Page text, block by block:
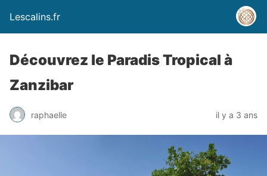
Lescalins.fr
Découvrez le Paradis Tropical à
Zanzibar
raphaelle il y a 3 ans